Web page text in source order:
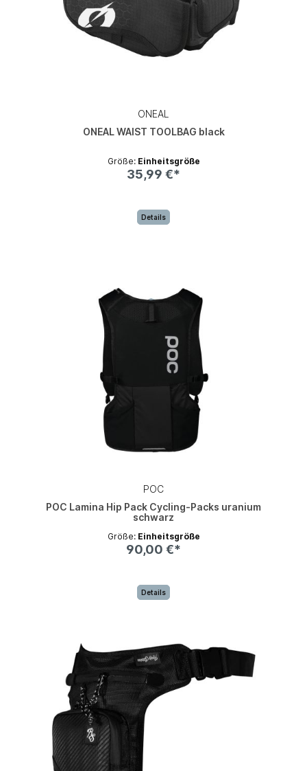
ONEAL
ONEAL WAIST TOOLBAG black
Größe: Einheitsgröße
35,99 €*
Details
POC
POC Lamina Hip Pack Cycling-Packs uranium
schwarz
Größe: Einheitsgröße
90,00 €*
Details